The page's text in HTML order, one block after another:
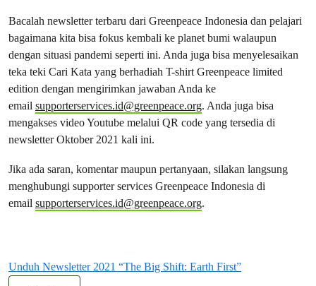
Bacalah newsletter terbaru dari Greenpeace Indonesia dan pelajari
bagaimana kita bisa fokus kembali ke planet bumi walaupun
dengan situasi pandemi seperti ini. Anda juga bisa menyelesaikan
teka teki Cari Kata yang berhadiah T-shirt Greenpeace limited
edition dengan mengirimkan jawaban Anda ke
email supporterservices.id@greenpeace.org. Anda juga bisa
mengakses video Youtube melalui QR code yang tersedia di
newsletter Oktober 2021 kali ini.
Jika ada saran, komentar maupun pertanyaan, silakan langsung
menghubungi supporter services Greenpeace Indonesia di
email supporterservices.id@greenpeace.org.
Unduh Newsletter 2021 “The Big Shift: Earth First”